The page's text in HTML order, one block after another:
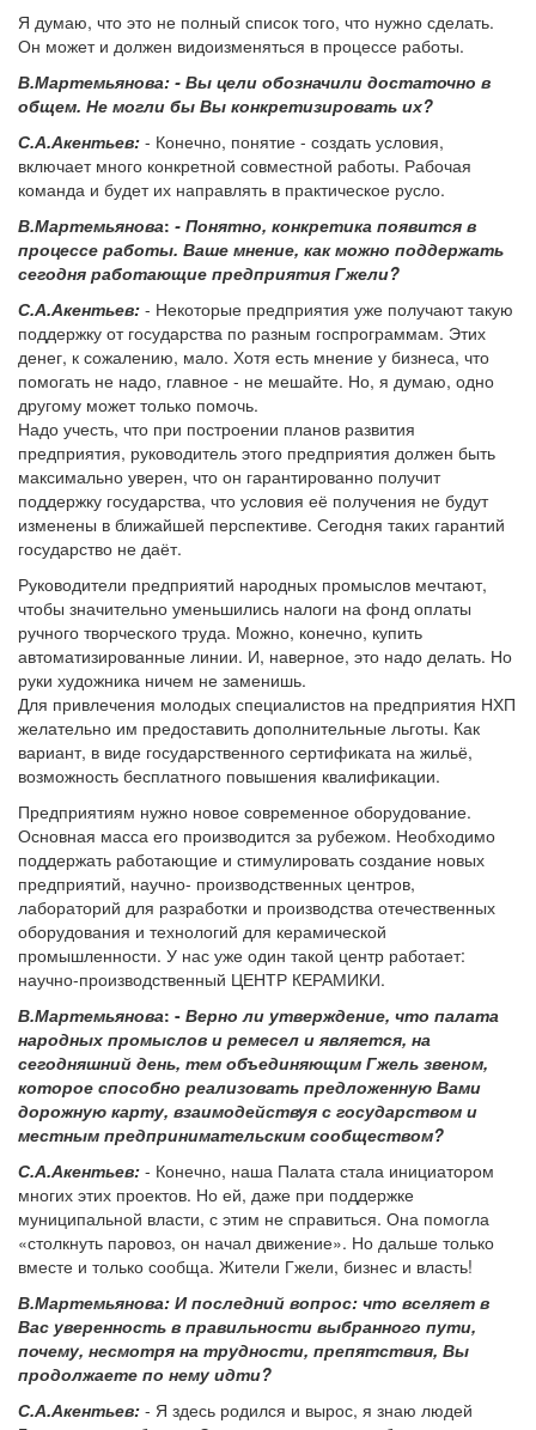
Я думаю, что это не полный список того, что нужно сделать.
Он может и должен видоизменяться в процессе работы.
В.Мартемьянова: - Вы цели обозначили достаточно в
общем. Не могли бы Вы конкретизировать их?
С.А.Акентьев: - Конечно, понятие - создать условия,
включает много конкретной совместной работы. Рабочая
команда и будет их направлять в практическое русло.
В.Мартемьянова: - Понятно, конкретика появится в
процессе работы. Ваше мнение, как можно поддержать
сегодня работающие предприятия Гжели?
С.А.Акентьев: - Некоторые предприятия уже получают такую
поддержку от государства по разным госпрограммам. Этих
денег, к сожалению, мало. Хотя есть мнение у бизнеса, что
помогать не надо, главное - не мешайте. Но, я думаю, одно
другому может только помочь.
Надо учесть, что при построении планов развития
предприятия, руководитель этого предприятия должен быть
максимально уверен, что он гарантированно получит
поддержку государства, что условия её получения не будут
изменены в ближайшей перспективе. Сегодня таких гарантий
государство не даёт.
Руководители предприятий народных промыслов мечтают,
чтобы значительно уменьшились налоги на фонд оплаты
ручного творческого труда. Можно, конечно, купить
автоматизированные линии. И, наверное, это надо делать. Но
руки художника ничем не заменишь.
Для привлечения молодых специалистов на предприятия НХП
желательно им предоставить дополнительные льготы. Как
вариант, в виде государственного сертификата на жильё,
возможность бесплатного повышения квалификации.
Предприятиям нужно новое современное оборудование.
Основная масса его производится за рубежом. Необходимо
поддержать работающие и стимулировать создание новых
предприятий, научно- производственных центров,
лабораторий для разработки и производства отечественных
оборудования и технологий для керамической
промышленности. У нас уже один такой центр работает:
научно-производственный ЦЕНТР КЕРАМИКИ.
В.Мартемьянова: - Верно ли утверждение, что палата
народных промыслов и ремесел и является, на
сегодняшний день, тем объединяющим Гжель звеном,
которое способно реализовать предложенную Вами
дорожную карту, взаимодействуя с государством и
местным предпринимательским сообществом?
С.А.Акентьев: - Конечно, наша Палата стала инициатором
многих этих проектов. Но ей, даже при поддержке
муниципальной власти, с этим не справиться. Она помогла
«столкнуть паровоз, он начал движение». Но дальше только
вместе и только сообща. Жители Гжели, бизнес и власть!
В.Мартемьянова: И последний вопрос: что вселяет в
Вас уверенность в правильности выбранного пути,
почему, несмотря на трудности, препятствия, Вы
продолжаете по нему идти?
С.А.Акентьев: - Я здесь родился и вырос, я знаю людей